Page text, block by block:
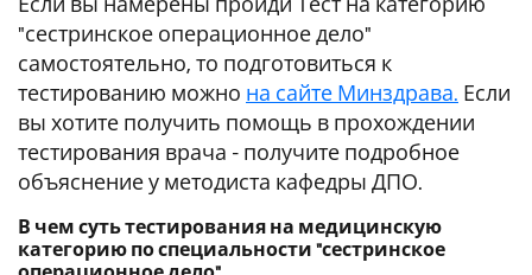
Если вы намерены пройди Тест на категорию
"сестринское операционное дело"
самостоятельно, то подготовиться к
тестированию можно на сайте Минздрава. Если
вы хотите получить помощь в прохождении
тестирования врача - получите подробное
объяснение у методиста кафедры ДПО.
В чем суть тестирования на медицинскую
категорию по специальности "сестринское